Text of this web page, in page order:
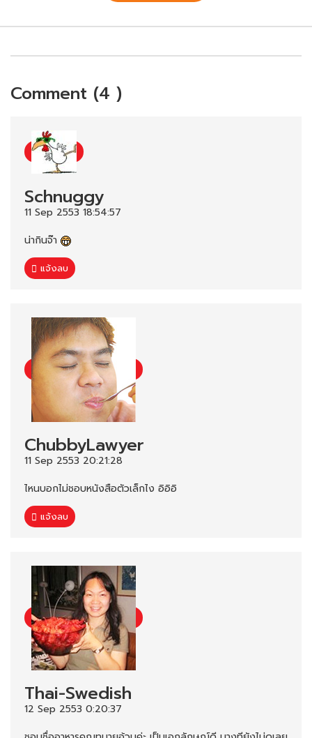
Comment (4 )
Schnuggy
11 Sep 2553 18:54:57
น่ากินจ๊า
แจ้งลบ
ChubbyLawyer
11 Sep 2553 20:21:28
ไหนบอกไม่ชอบหนังสือตัวเล็กไง อิอิอิ
แจ้งลบ
Thai-Swedish
12 Sep 2553 0:20:37